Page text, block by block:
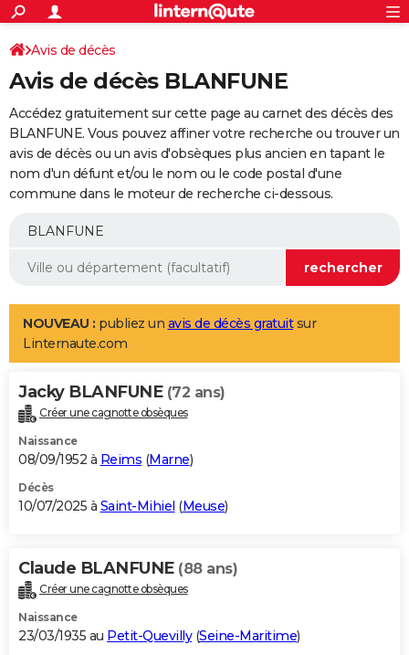
ACTUALITÉS
Politique
Société
Faits Divers
Education
Monde
Villes
+
SPORT
Coupe du monde 2026
Football
Tennis
Cyclisme
Rugby
Forum
Programme TV
TNT
Streaming
Cinéma
Sorties cinéma
Musique
+
FINANCE
Retraite
Epargne
Immobilier
Risques naturels par ville
Banque
Assurance
AUTO
Essais
Réserver un essai
Citadines
Berlines
SUV
Forum auto
+
Mobiles
Meilleur smartphone
Internet
Ordinateurs
Jeux vidéo
Guide high-tech
Aménagement intérieur
LIFESTYLE
Art de vivre
Bien-être
Loisirs
Mode
Modes de vie
Alimentation
Guide de la santé
Maladies
Médicaments
Sommeil
VOYAGE
Destinations
City break
Voyage nature
Voyage de noces
Forum
Climat
+PHOTO
GUIDES D'ACHAT
BONS PLANS
Carte de Noël
Carte Bonne année
Carte Saint-Valentin
Carte Pâques
Carte d'anniversaire
DICTIONNAIRE
Dictionnaire
Biographies
Citations
Expressions
Proverbes
PROGRAMME TV
Avis de décès
Avis de décès BLANFUNE
Accédez gratuitement sur cette page au carnet des décès des
BLANFUNE. Vous pouvez affiner votre recherche ou trouver un
avis de décès ou un avis d'obsèques plus ancien en tapant le
nom d'un défunt et/ou le nom ou le code postal d'une
commune dans le moteur de recherche ci-dessous.
NOUVEAU : publiez un avis de décès gratuitsur
Linternaute.com
Jacky BLANFUNE (72 ans)
Créer une cagnotte obsèques
Naissance
08/09/1952 à Reims (Marne)
Décès
10/07/2025 à Saint-Mihiel (Meuse)
Claude BLANFUNE (88 ans)
Créer une cagnotte obsèques
Naissance
23/03/1935 au Petit-Quevilly(Seine-Maritime)